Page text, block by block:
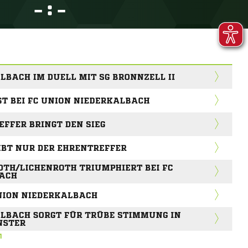
 : 
IM DUELL MIT SG BRONNZELL II
BEI FC UNION NIEDERKALBACH
BRINGT DEN SIEG
NUR DER EHRENTREFFER
LICHENROTH TRIUMPHIERT BEI FC
NIEDERKALBACH
SORGT FÜR TRÜBE STIMMUNG IN